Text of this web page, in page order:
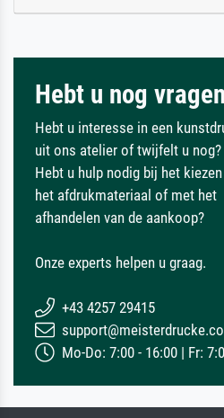
Hebt u nog
Hebt u interesse in een
uit ons atelier of twijfelt u nog?
Hebt u hulp nodig bij het
het afdrukmateriaal of met het
afhandelen van de aankoop?
Onze experts helpen u graag.
+43 4257 29415
Mo-Do: 7:00 - 16:00 | Fr: